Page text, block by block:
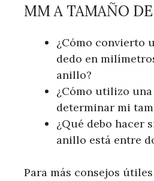
MM A TAMAÑO
¿Cómo convierto
dedo en
anillo?
¿Cómo utilizo
determinar mi
¿Qué debo hacer
anillo está entre
Para más consejos